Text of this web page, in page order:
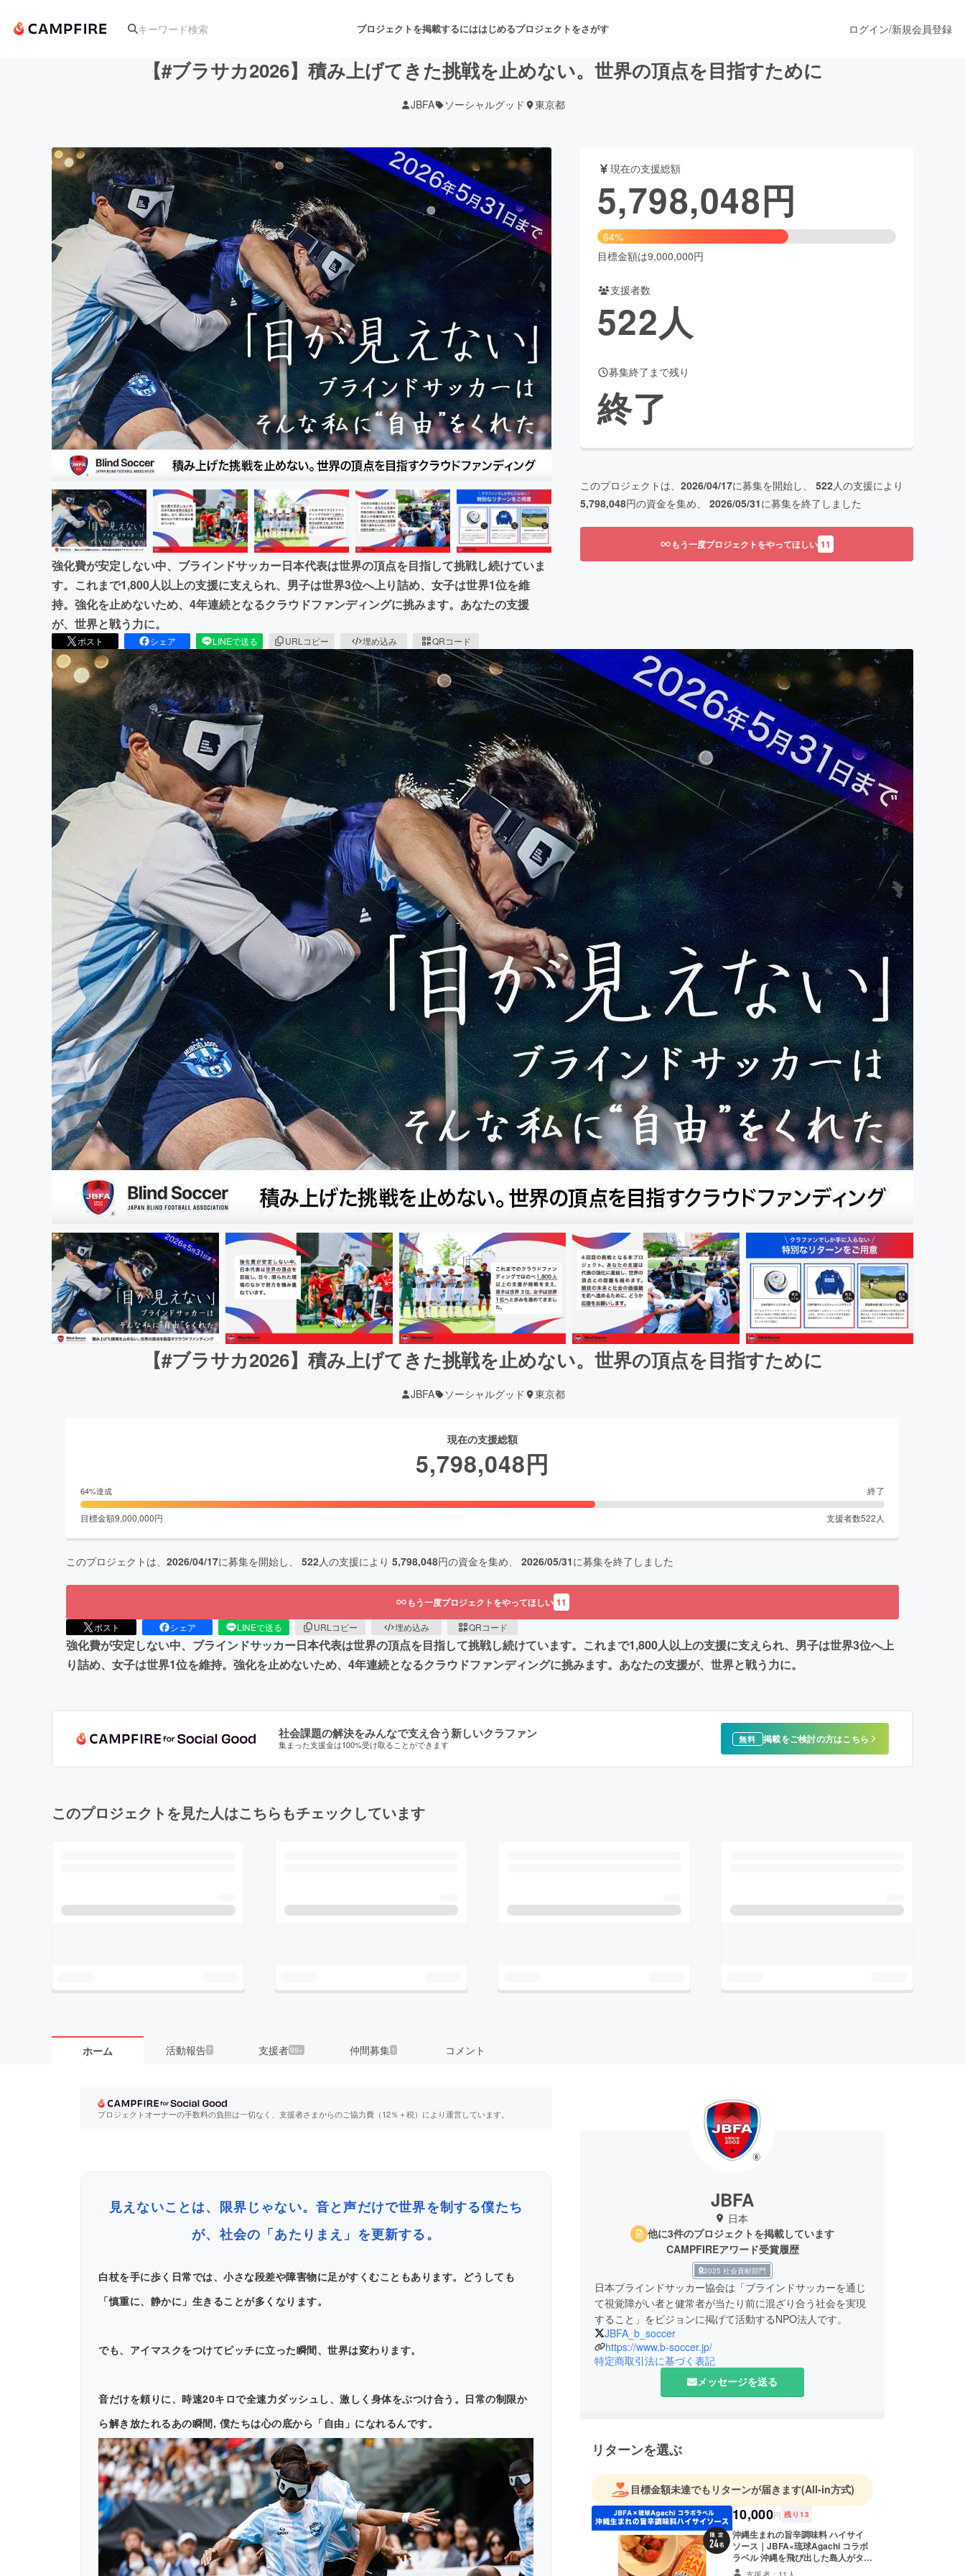
プロジェクトを掲載するにははじめるプロジェクトをさがす
アート・写真 音楽 舞台・パフォーマンス
テクノロジー・ガジェット ゲーム・サービス開発 フード・飲食店 ファッション
映像・映画 書籍・雑誌出版 アニメ・漫画
ビジネス・起業 チャレンジ ビューティー・ヘルスケア
まちづくり・地域活性化
CAMPFIRE for Social GoodCAMPFIRE Creation
CAMPFIREふるさと納税machi-yaコミュニティ
ログイン/新規会員登録
【#ブラサカ2026】積み上げてきた挑戦を止めない。世界の頂点を目指すために
JBFA ソーシャルグッド 東京都
強化費が安定しない中、ブラインドサッカー日本代表は世界の頂点を目指して挑戦し続けていま
す。これまで1,800人以上の支援に支えられ、男子は世界3位へ上り詰め、女子は世界1位を維
持。強化を止めないため、4年連続となるクラウドファンディングに挑みます。あなたの支援
が、世界と戦う力に。
ポスト シェア LINEで送る URLコピー 埋め込み QRコード
現在の支援総額
5,798,048円
64%
目標金額は9,000,000円
支援者数
522人
募集終了まで残り
終了
このプロジェクトは、 2026/04/17に募集を開始し、 522人の支援により
5,798,048円の資金を集め、 2026/05/31に募集を終了しました
もう一度プロジェクトをやってほしい 11
【#ブラサカ2026】積み上げてきた挑戦を止めない。世界の頂点を目指すために
JBFA ソーシャルグッド 東京都
現在の支援総額
5,798,048円
64%達成 終了
目標金額9,000,000円 支援者数522 人
このプロジェクトは、 2026/04/17に募集を開始し、 522人の支援により 5,798,048円の資金を集め、 2026/05/31に募集を終了しました
もう一度プロジェクトをやってほしい 11
ポスト シェア LINEで送る URLコピー 埋め込み QRコード
強化費が安定しない中、ブラインドサッカー日本代表は世界の頂点を目指して挑戦し続けています。これまで1,800人以上の支援に支えられ、男子は世界3位へ上
り詰め、女子は世界1位を維持。強化を止めないため、4年連続となるクラウドファンディングに挑みます。あなたの支援が、世界と戦う力に。
社会課題の解決をみんなで支え合う新しいクラファン
集まった支援金は100%受け取ることができます 無料 掲載をご検討の方はこちら
このプロジェクトを見た人はこちらもチェックしています
ホーム 活動報告7 支援者99+ 仲間募集 1 コメント
プロジェクトオーナーの手数料の負担は一切なく、支援者さまからのご協力費（12％＋税）により運営しています。
見えないことは、限界じゃない。音と声だけで世界を制する僕たち
が、社会の「あたりまえ」を更新する。
白杖を手に歩く日常では、小さな段差や障害物に足がすくむこともあります。どうしても
「慎重に、静かに」生きることが多くなります。
でも、アイマスクをつけてピッチに立った瞬間、世界は変わります。
音だけを頼りに、時速20キロで全速力ダッシュし、激しく身体をぶつけ合う。日常の制限か
ら解き放たれるあの瞬間, 僕たちは心の底から「自由」になれるんです。
JBFA
日本
他に3件のプロジェクトを掲載しています
CAMPFIREアワード受賞履歴
2025 社会貢献部門
日本ブラインドサッカー協会は「ブラインドサッカーを通じ
て視覚障がい者と健常者が当たり前に混ざり合う社会を実現
JBFA_b_soccer
https://www.b-soccer.jp/
特定商取引法に基づく表記
メッセージを送る
リターンを選ぶ
目標金額未達でもリターンが届きます(All-in方式)
10,000円 残り 13
沖縄生まれの旨辛調味料 ハイサイ
ソース｜JBFA×琉球Agachi コラボ
ラベル 沖縄を飛び出した島人がタイ
で出会ったシラチャソースをベース
支援者：11人